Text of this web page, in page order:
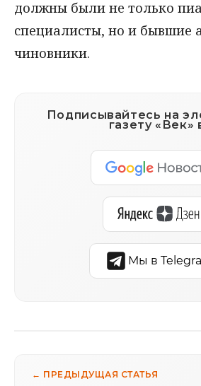
должны были не только
специалисты, но и бывшие
чиновники.
Подписывайтесь на
газету «Век»
Мы в
← ПРЕДЫДУЩАЯ СТАТЬЯ